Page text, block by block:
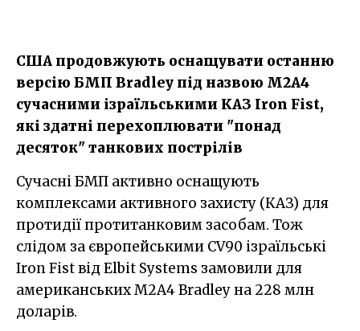
США продовжують оснащувати останню
версію БМП Bradley під назвою M2A4
сучасними ізраїльськими КАЗ Iron Fist,
які здатні перехоплювати "понад
десяток" танкових пострілів
Сучасні БМП активно оснащують
комплексами активного захисту (КАЗ) для
протидії протитанковим засобам. Тож
слідом за європейськими CV90 ізраїльські
Iron Fist від Elbit Systems замовили для
американських M2A4 Bradley на 228 млн
доларів.